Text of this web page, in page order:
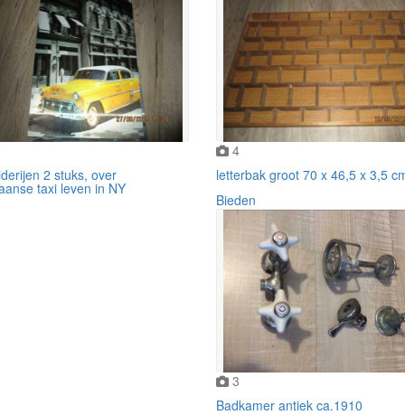
2 stuks, over
taxi leven in NY
4
letterbak groot 70 x 46,5 x 3,5
Bieden
3
Badkamer antiek ca.1910